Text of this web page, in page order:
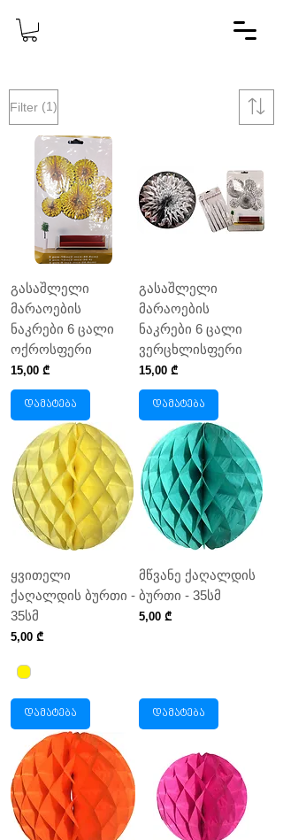
Filter (1)
გასაშლელი
მარაოების
ნაკრები 6 ცალი
ოქროსფერი
Price
15,00 ₾
დამატება
გასაშლელი
მარაოების
ნაკრები 6 ცალი
ვერცხლისფერი
Price
15,00 ₾
დამატება
ყვითელი
ქაღალდის ბურთი -
35სმ
Price
5,00 ₾
დამატება
მწვანე ქაღალდის
ბურთი - 35სმ
Price
5,00 ₾
დამატება